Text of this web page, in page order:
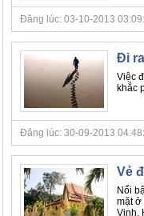
Đăng lúc: 03-10-2013
Đi
Việc
khắc
Đăng lúc: 30-09-2013
Vẻ
Nổi
mặt ở
Vinh.